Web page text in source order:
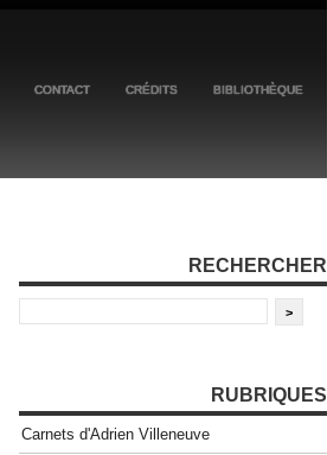
CONTACT CRÉDITS BIBLIOTHÈQUE
RECHERCHER
RUBRIQUES
Carnets d'Adrien Villeneuve